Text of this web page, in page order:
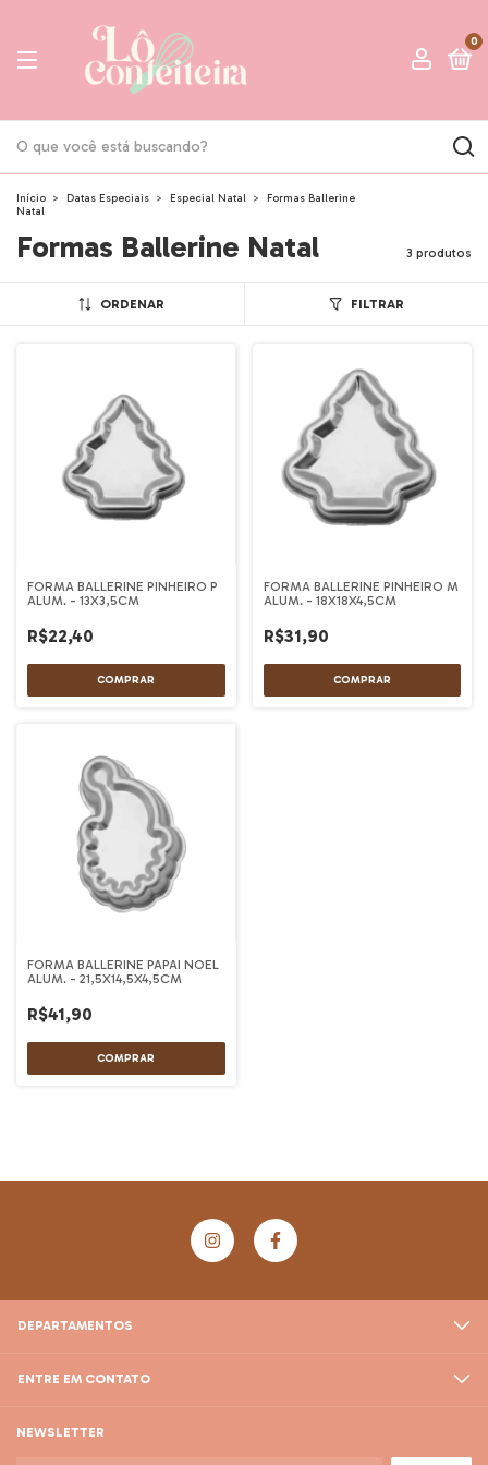
0
Início > Datas Especiais > Especial Natal >
Formas Ballerine
Natal
Formas Ballerine Natal 3 produtos
ORDENAR FILTRAR
FORMA BALLERINE PINHEIRO P
ALUM. - 13X3,5CM
R$22,40
FORMA BALLERINE PINHEIRO M
ALUM. - 18X18X4,5CM
R$31,90
FORMA BALLERINE PAPAI NOEL
ALUM. - 21,5X14,5X4,5CM
R$41,90
DEPARTAMENTOS
ENTRE EM CONTATO
NEWSLETTER